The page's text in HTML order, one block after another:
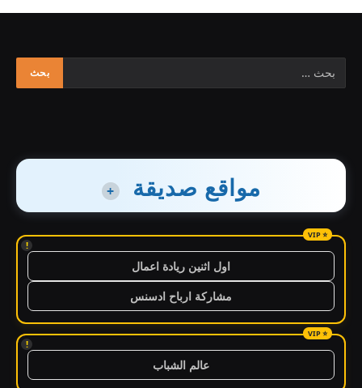
مواقع صديقة +
!
اول اثنين ريادة اعمال
مشاركة ارباح ادسنس
!
عالم الشباب